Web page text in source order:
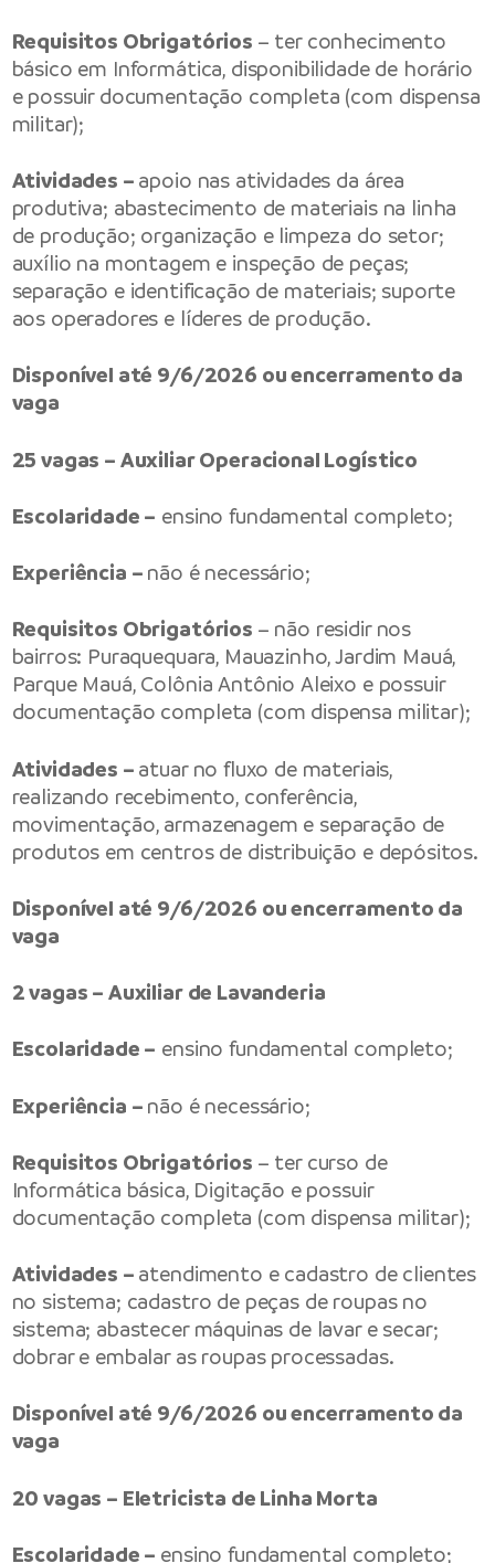
Requisitos Obrigatórios – ter conhecimento
básico em Informática, disponibilidade de horário
e possuir documentação completa (com dispensa
militar);
Atividades – apoio nas atividades da área
produtiva; abastecimento de materiais na linha
de produção; organização e limpeza do setor;
auxílio na montagem e inspeção de peças;
separação e identificação de materiais; suporte
aos operadores e líderes de produção.
Disponível até 9/6/2026 ou encerramento da
vaga
25 vagas – Auxiliar Operacional Logístico
Escolaridade – ensino fundamental completo;
Experiência – não é necessário;
Requisitos Obrigatórios – não residir nos
bairros: Puraquequara, Mauazinho, Jardim Mauá,
Parque Mauá, Colônia Antônio Aleixo e possuir
documentação completa (com dispensa militar);
Atividades – atuar no fluxo de materiais,
realizando recebimento, conferência,
movimentação, armazenagem e separação de
produtos em centros de distribuição e depósitos.
Disponível até 9/6/2026 ou encerramento da
vaga
2 vagas – Auxiliar de Lavanderia
Escolaridade – ensino fundamental completo;
Experiência – não é necessário;
Requisitos Obrigatórios – ter curso de
Informática básica, Digitação e possuir
documentação completa (com dispensa militar);
Atividades – atendimento e cadastro de clientes
no sistema; cadastro de peças de roupas no
sistema; abastecer máquinas de lavar e secar;
dobrar e embalar as roupas processadas.
Disponível até 9/6/2026 ou encerramento da
vaga
20 vagas – Eletricista de Linha Morta
Escolaridade – ensino fundamental completo;